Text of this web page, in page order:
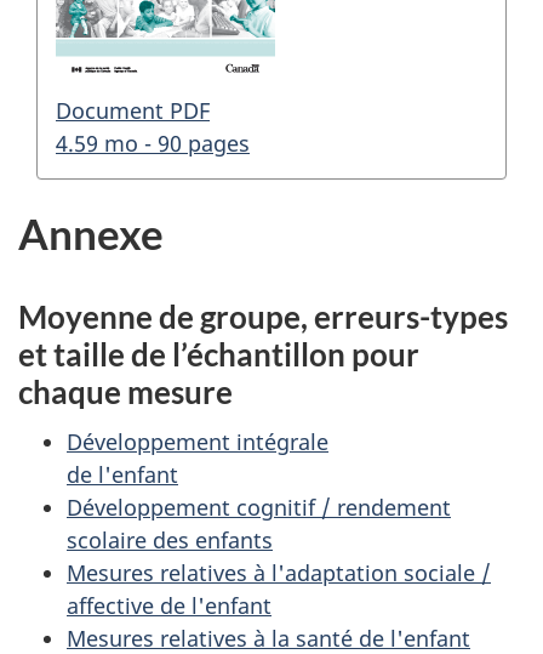
Document PDF
4.59 mo - 90 pages
Annexe
Moyenne de groupe, erreurs-types
et taille de l’échantillon pour
chaque mesure
Développement intégrale
de l'enfant
Développement cognitif / rendement
scolaire des enfants
Mesures relatives à l'adaptation sociale /
affective de l'enfant
Mesures relatives à la santé de l'enfant